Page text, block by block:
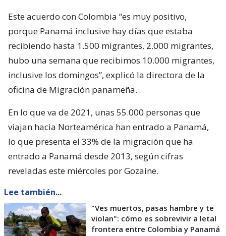
Este acuerdo con Colombia “es muy positivo,
porque Panamá inclusive hay días que estaba
recibiendo hasta 1.500 migrantes, 2.000 migrantes,
hubo una semana que recibimos 10.000 migrantes,
inclusive los domingos”, explicó la directora de la
oficina de Migración panameña.
En lo que va de 2021, unas 55.000 personas que
viajan hacia Norteamérica han entrado a Panamá,
lo que presenta el 33% de la migración que ha
entrado a Panamá desde 2013, según cifras
reveladas este miércoles por Gozaine.
Lee también...
"Ves muertos, pasas hambre y te
violan": cómo es sobrevivir a letal
frontera entre Colombia y Panamá